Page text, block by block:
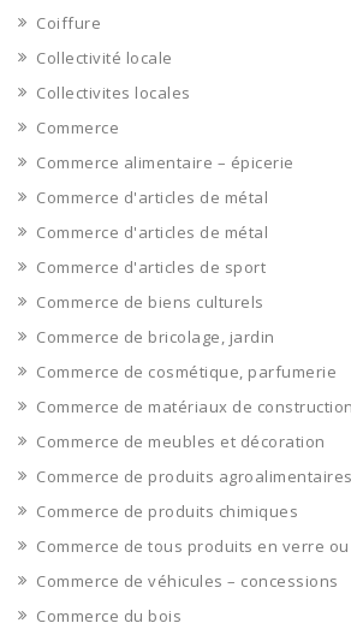
Coiffure
Collectivité locale
Collectivites locales
Commerce
Commerce alimentaire – épicerie
Commerce d'articles de métal
Commerce d'articles de métal
Commerce d'articles de sport
Commerce de biens culturels
Commerce de bricolage, jardin
Commerce de cosmétique, parfumerie
Commerce de matériaux de construction
Commerce de meubles et décoration
Commerce de produits agroalimentaires
Commerce de produits chimiques
Commerce de tous produits en verre
Commerce de véhicules – concessions
Commerce du bois